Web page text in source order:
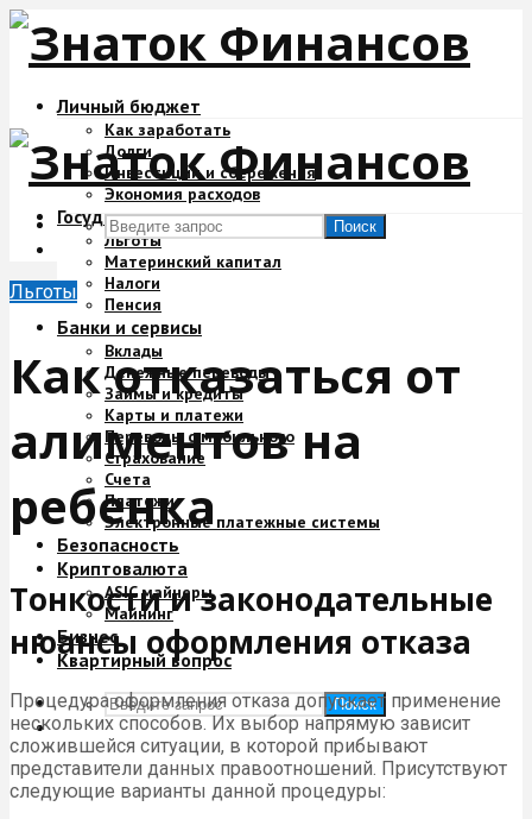
Личный бюджет
Как заработать
Долги
Инвестиции и сбережения
Экономия расходов
Государство и деньги
Льготы
Материнский капитал
Налоги
Пенсия
Банки и сервисы
Вклады
Денежные переводы
Займы и кредиты
Карты и платежи
Переводы с мобильного
Страхование
Счета
Платежи
Электронные платежные системы
Безопасность
Криптовалюта
ASIC майнеры
Майнинг
Бизнес
Квартирный вопрос
Поиск
Поиск
Льготы
Как отказаться от
алиментов на
ребенка
Тонкости и законодательные
нюансы оформления отказа
Процедура оформления отказа допускает применение
нескольких способов. Их выбор напрямую зависит
сложившейся ситуации, в которой прибывают
представители данных правоотношений. Присутствуют
следующие варианты данной процедуры: